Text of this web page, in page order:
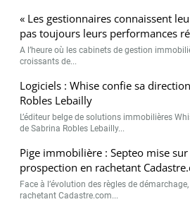
« Les gestionnaires connaissent
pas toujours leurs performances
A l’heure où les cabinets de gestion
croissants de...
Logiciels : Whise confie sa
Robles Lebailly
L’éditeur belge de solutions immobilières
de Sabrina Robles Lebailly...
Pige immobilière : Septeo mise
prospection en rachetant
Face à l’évolution des règles de
rachetant Cadastre.com...